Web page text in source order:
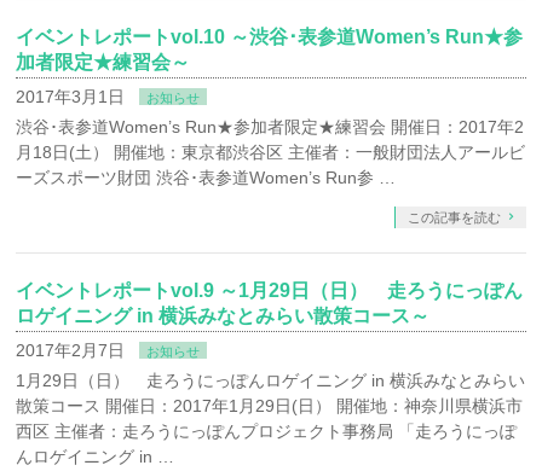
イベントレポートvol.10 ～渋谷･表参道Women’s Run★参
加者限定★練習会～
2017年3月1日 お知らせ
渋谷･表参道Women’s Run★参加者限定★練習会 開催日：2017年2
月18日(土） 開催地：東京都渋谷区 主催者：一般財団法人アールビ
ーズスポーツ財団 渋谷･表参道Women’s Run参 …
この記事を読む
イベントレポートvol.9 ～1月29日（日） 走ろうにっぽん
ロゲイニング in 横浜みなとみらい散策コース～
2017年2月7日 お知らせ
1月29日（日） 走ろうにっぽんロゲイニング in 横浜みなとみらい
散策コース 開催日：2017年1月29日(日） 開催地：神奈川県横浜市
西区 主催者：走ろうにっぽんプロジェクト事務局 「走ろうにっぽ
んロゲイニング in …